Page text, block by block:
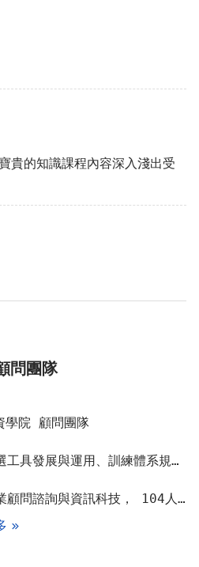
貴的知識課程內容深入淺出受
問團隊
學院 顧問團隊
招募甄選工具發展與運用、訓練體系規劃與課程導入、多角度評鑑系統、職能專案導入與應用、性格測驗導入與報表解讀
整合專業顧問諮詢與資訊科技， 104人資學院開發一系列人資單位暨企業專屬的e化資訊系統、管理諮詢工具、人才評鑑工具及職能發展系列課程，同時並提供專業法令諮詢顧問團隊的服務。透過我們Domain Know-How的轉移，協助人資部門成為內部專家，並扮演好策略性人資管理的角色、充分管理變革，以卓越績效為企業創造最大價值與競爭優勢。